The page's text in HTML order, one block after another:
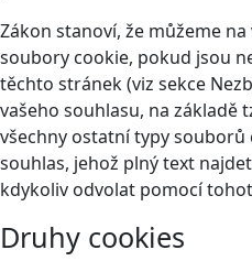
Zákon stanoví, že můžeme
soubory cookie, pokud jsou
těchto stránek (viz sekce
vašeho souhlasu, na základě
všechny ostatní typy
souhlas, jehož plný text
kdykoliv odvolat pomocí
Druhy cookies